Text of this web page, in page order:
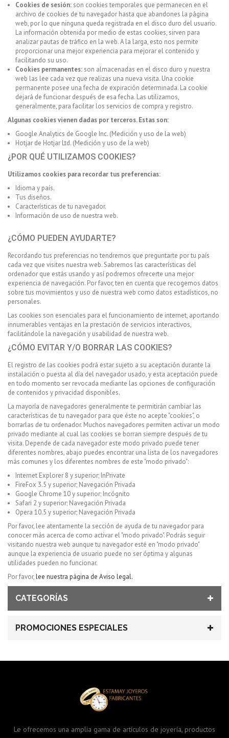
Cookies de sesión: son cookies temporales que permanecen en el
archivo de cookies de tu navegador hasta que abandones la página
web, por lo que ninguna queda registrada en el disco duro del usuario.
La información obtenida por medio de estas cookies, sirven para
analizar pautas de tráfico en la web. A la larga, esto nos permite
proporcionar una mejor experiencia para mejorar el contenido y
facilitando su uso.
Cookies permanentes: son almacenadas en el disco duro y nuestra
web las lee cada vez que realizas una nueva visita. Una cookie
permanente posee una fecha de expiración determinada. La cookie
dejará de funcionar después de esa fecha. Las utilizamos,
generalmente, para facilitar los servicios de compra y registro.
Algunas cookies vienen dadas por terceros. Estas son:
Google Analytics de Google Inc. (Medición y uso de la web)
Hotjar de Hotjar Ltd. (Medición y uso de la web)
¿POR QUÉ UTILIZAMOS COOKIES?
Utilizamos cookies para recordar tus preferencias:
Idioma y país.
Tus diseños.
Características de tu navegador.
Información de uso de nuestra web.
¿CÓMO PUEDEN AYUDARTE?
Recordando tus preferencias no tendremos que preguntarte por tu país
cada vez que visites nuestra web. Sabremos las características del
ordenador que estás usando y así podremos ofrecerte una mejor
experiencia de navegación. Por favor, ten en cuenta que recogemos datos
sobre tus movimientos y uso de nuestra web como datos estadísticos, no
personales.
Las cookies son esenciales para el funcionamiento de internet, aportando
innumerables ventajas en la prestación de servicios interactivos,
facilitándole la navegación y usabilidad de nuestra web.
¿CÓMO EVITAR Y/O BORRAR LAS COOKIES?
El registro de las cookies podrá estar sujeto a su aceptación durante la
instalación o puesta al día del navegador usado, y esta aceptación puede
en todo momento ser revocada mediante las opciones de configuración
de contenidos y privacidad disponibles.
La mayoría de navegadores generalmente te permitirán cambiar las
características de tu navegador para que éste no acepte "cookies", o
borrarlas de tu ordenador. Muchos navegadores permiten activar un modo
privado mediante al cual las cookies se borran siempre después de tu
visita. Depende de cada navegador este modo privado puede tener
diferentes nombres, abajo puedes encontrar una lista de los navegadores
más comunes y los diferentes nombres de este "modo privado":
Internet Explorer 8 y superior; InPrivate
FireFox 3.5 y superior; Navegación Privada
Google Chrome 10 y superior; Incógnito
Safari 2 y superior; Navegación Privada
Opera 10.5 y superior; Navegación Privada
Por favor, lee atentamente la sección de ayuda de tu navegador para
conocer más acerca de como activar el "modo privado". Podrás seguir
visitando nuestra web aunque tu navegador esté en "modo privado"
aunque la experiencia de usuario puede no ser óptima y algunas
utilidades pueden no funcionar.
Por favor,lee nuestra página de Aviso legal.
CATEGORÍAS
PROMOCIONES ESPECIALES
Le ofrecemos una amplia gama de artículos de joyería, productos